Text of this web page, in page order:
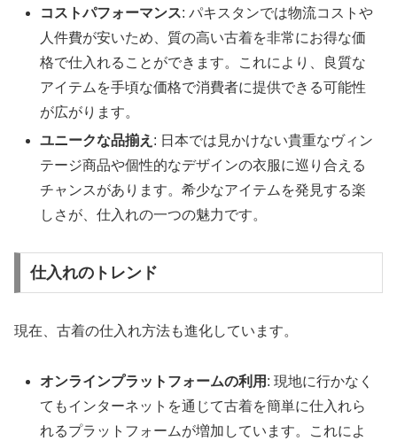
コストパフォーマンス: パキスタンでは物流コストや
人件費が安いため、質の高い古着を非常にお得な価
格で仕入れることができます。これにより、良質な
アイテムを手頃な価格で消費者に提供できる可能性
が広がります。
ユニークな品揃え : 日本では見かけない貴重なヴィン
テージ商品や個性的なデザインの衣服に巡り合える
チャンスがあります。希少なアイテムを発見する楽
しさが、仕入れの一つの魅力です。
仕入れのトレンド
現在、古着の仕入れ方法も進化しています。
オンラインプラットフォームの利用 : 現地に行かなく
てもインターネットを通じて古着を簡単に仕入れら
れるプラットフォームが増加しています。これによ